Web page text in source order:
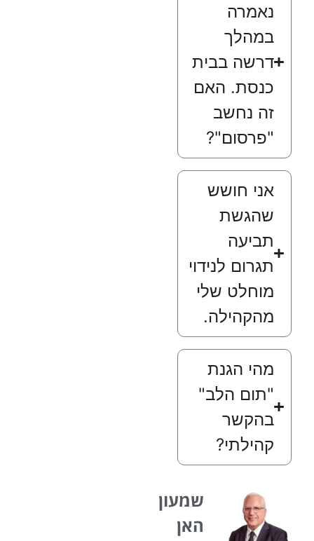
נאמרה
במהלך
דרשה בבית
כנסת. האם
זה נחשב
"פרסום"?
אני חושש
שהגשת
תביעה
תגרום לנידוי
מוחלט שלי
מהקהילה.
מהי הגנת
"תום הלב"
בהקשר
קהילתי?
שמעון
האן